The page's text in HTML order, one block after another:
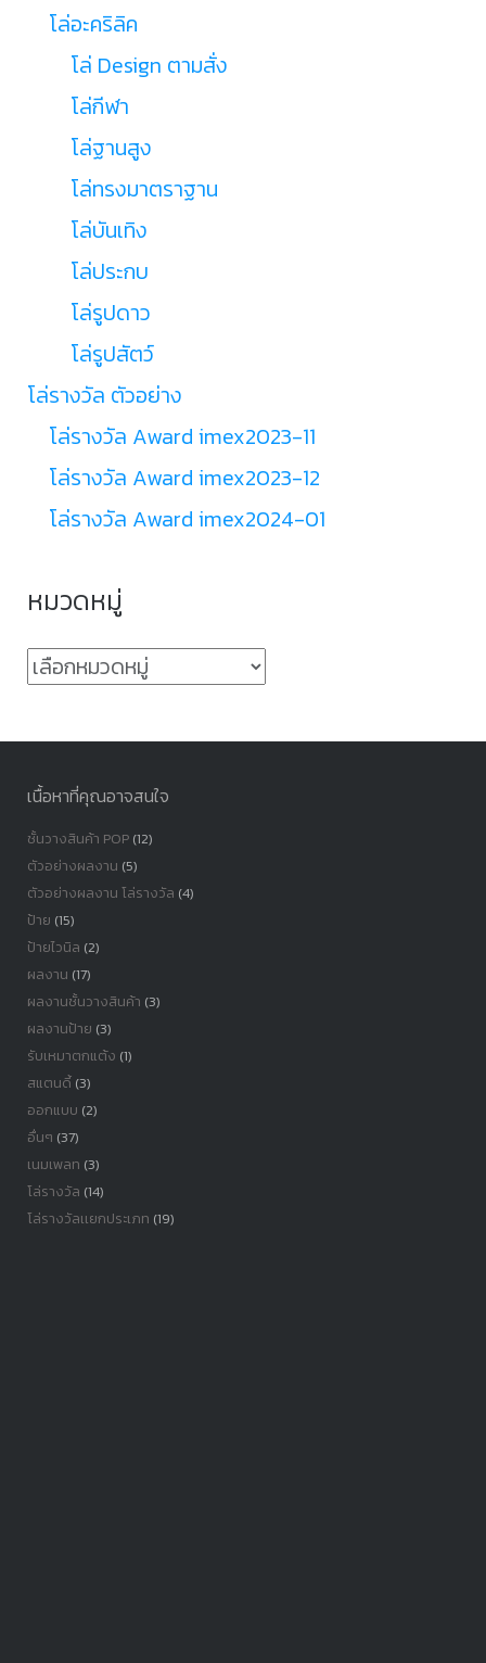
โล่อะคริลิค
โล่ Design ตามสั่ง
โล่กีฬา
โล่ฐานสูง
โล่ทรงมาตราฐาน
โล่บันเทิง
โล่ประกบ
โล่รูปดาว
โล่รูปสัตว์
โล่รางวัล ตัวอย่าง
โล่รางวัล Award imex2023-11
โล่รางวัล Award imex2023-12
โล่รางวัล Award imex2024-01
หมวดหมู่
หมวด
เนื้อหาที่คุณอาจสนใจ
ชั้นวางสินค้า POP(12)
ตัวอย่างผลงาน (5)
ตัวอย่างผลงาน โล่รางวัล (4)
ป้าย (15)
ป้ายไวนิล (2)
ผลงาน (17)
ผลงานชั้นวางสินค้า (3)
ผลงานป้าย (3)
รับเหมาตกแต้ง (1)
สแตนดี้(3)
ออกแบบ (2)
อื่นๆ (37)
เนมเพลท (3)
โล่รางวัล (14)
โล่รางวัลเเยกประเภท (19)